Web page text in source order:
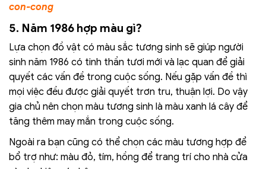
con-cong
5. Năm 1986 hợp màu gì?
Lựa chọn đồ vật có màu sắc tương sinh sẽ giúp người
sinh năm 1986 có tinh thần tươi mới và lạc quan để giải
quyết các vấn đề trong cuộc sống. Nếu gặp vấn đề thì
mọi việc đều được giải quyết trơn tru, thuận lợi. Do vậy
gia chủ nên chọn màu tương sinh là màu xanh lá cây để
tăng thêm may mắn trong cuộc sống.
Ngoài ra bạn cũng có thể chọn các màu tương hợp để
bổ trợ như: màu đỏ, tím, hồng để trang trí cho nhà cửa